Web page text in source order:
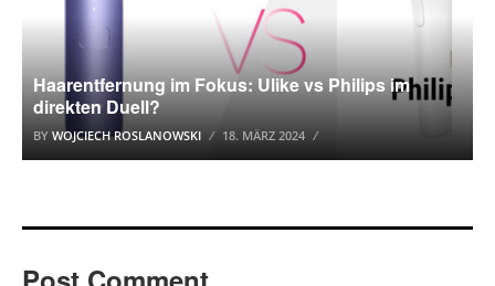
Haarentfernung im Fokus: Ulike vs Philips im
direkten Duell?
BY WOJCIECH ROSLANOWSKI 18. MÄRZ 2024